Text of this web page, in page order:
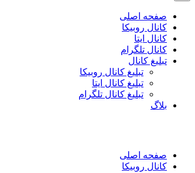
صفحه اصلی
کانال روبیکا
کانال ایتا
کانال تلگرام
تبلیغ کانال
تبلیغ کانال روبیکا
تبلیغ کانال ایتا
تبلیغ کانال تلگرام
بلاگ
صفحه اصلی
کانال روبیکا